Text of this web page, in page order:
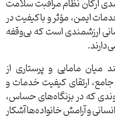
ارکان نظام مراقبت سلامت
ایمن، مؤثر و باکیفیت در
ارزشمندی است که بی‌وقفه
میان مامایی و پرستاری از
ارتقای کیفیت خدمات و
که در بزنگاه‌های حساس،
و آرامش خانواده‌ها آشکار